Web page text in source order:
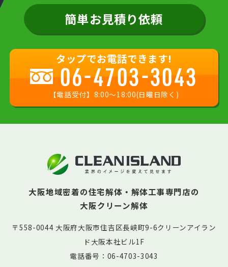
簡単お見積り依頼
タップでお電話できます!
06-4703-3043
【電話受付】8:00〜18:00(日曜日除く)
大阪地域密着の住宅解体・解体工事専門店の
大阪クリーン解体
〒558-0044 大阪府大阪市住吉区長峡町9-6クリーンアイラン
ド大阪本社ビル1F
電話番号：06-4703-3043